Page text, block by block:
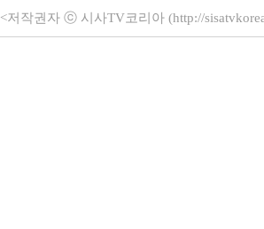
<저작권자 ⓒ 시사TV코리아 (http://